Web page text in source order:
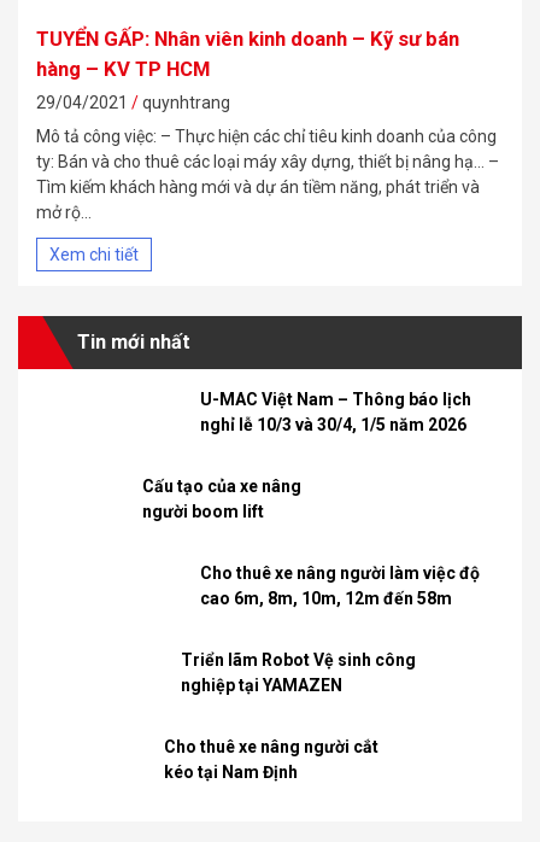
TUYỂN GẤP: Nhân viên kinh doanh – Kỹ sư bán
hàng – KV TP HCM
29/04/2021
quynhtrang
Mô tả công việc: – Thực hiện các chỉ tiêu kinh doanh của công
ty: Bán và cho thuê các loại máy xây dựng, thiết bị nâng hạ… –
Tìm kiếm khách hàng mới và dự án tiềm năng, phát triển và
mở rộ...
Xem chi tiết
Tin mới nhất
U-MAC Việt Nam – Thông báo lịch
nghỉ lễ 10/3 và 30/4, 1/5 năm 2026
Cấu tạo của xe nâng
người boom lift
Cho thuê xe nâng người làm việc độ
cao 6m, 8m, 10m, 12m đến 58m
Triển lãm Robot Vệ sinh công
nghiệp tại YAMAZEN
Cho thuê xe nâng người cắt
kéo tại Nam Định